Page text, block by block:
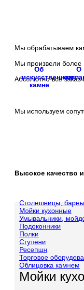
Об
искусственном
камне
О
Мы обрабатываем
Мы произвели более
Абсолютно все
Мы используем
Высокое качество
Столешницы,
Мойки кухонные
Умывальники,
Подоконники
Полки
Ступени
Ресепшн
Торговое
Облицовка камнем
Мойки